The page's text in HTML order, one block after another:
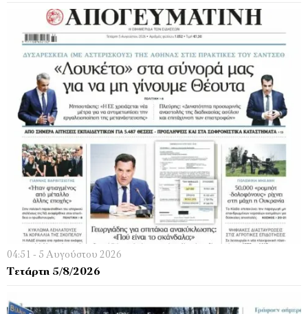
04:51 - 5 Αυγούστου 2026
Τετάρτη 5/8/2026